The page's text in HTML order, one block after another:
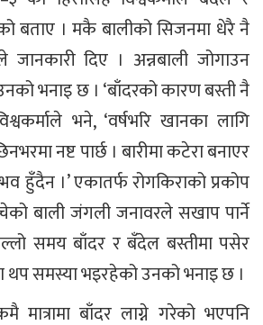
बताए । मकै बालीको सिजनमा धेरै नै
दिए । अन्नबाली जोगाउन
भनाइ छ । ‘बाँदरको कारण बस्ती नै
भने, ‘वर्षभरि खानका लागि
नष्ट पार्छ । बारीमा कटेरा बनाएर
हुँदैन ।’ एकातर्फ रोगकिराको प्रकोप
बाली जंगली जनावरले सखाप पार्ने
समय बाँदर र बँदेल बस्तीमा पसेर
समस्या भइरहेको उनको भनाइ छ ।
मात्रामा बाँदर लाग्ने गरेको भएपनि